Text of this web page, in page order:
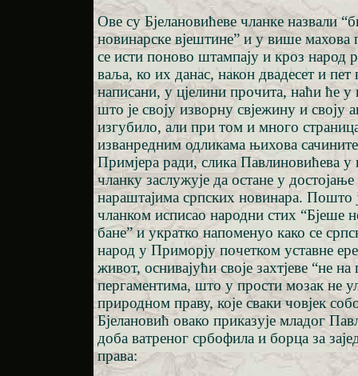
Ове су Бјелановићеве чланке назвали
новинарске вјештине” и у више махова
се исти поново штампају и кроз народ
ваља, ко их данас, након двадесет и пет
написани, у цјелини прочита, наћи ће у
што је своју изворну свјежину и своју
изгубило, али при том и много страница
изванредним одликама њихова
Примјера ради, слика Павлиновићева
чланку заслужује да остане у
нараштајима српских новинара. Пошто
чланком исписао народни стих “Бјеше
бане” и укратко напоменуо како се
народ у Приморју почетком уставне
живот, оснивајући своје захтјеве “не
пергаментима, што у прости мозак не
природном праву, које сваки човјек
Бјелановић овако приказује младог
доба ватреног србофила и борца за
права: